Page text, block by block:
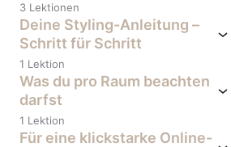
3 Lektionen
Deine Styling-Anleitung –
Schritt für Schritt
1 Lektion
Was du pro Raum beachten
darfst
1 Lektion
Für eine klickstarke Online-